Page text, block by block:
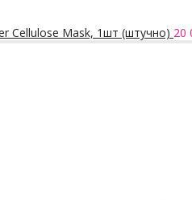
Cellulose Mask, 1шт (штучно) 20